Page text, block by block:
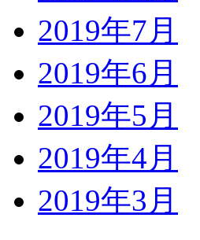
2019年7月
2019年6月
2019年5月
2019年4月
2019年3月